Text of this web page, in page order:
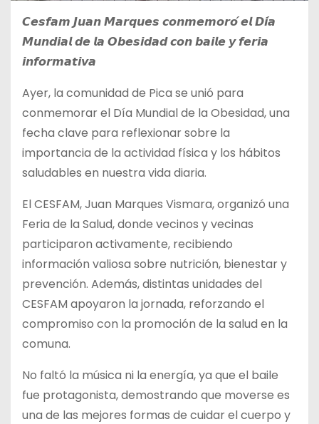
𝘾𝙚𝙨𝙛𝙖𝙢 𝙅𝙪𝙖𝙣 𝙈𝙖𝙧𝙦𝙪𝙚𝙨 𝙘𝙤𝙣𝙢𝙚𝙢𝙤𝙧𝙤́ 𝙚𝙡 𝘿𝙞́𝙖
𝙈𝙪𝙣𝙙𝙞𝙖𝙡 𝙙𝙚 𝙡𝙖 𝙊𝙗𝙚𝙨𝙞𝙙𝙖𝙙 𝙘𝙤𝙣 𝙗𝙖𝙞𝙡𝙚 𝙮 𝙛𝙚𝙧𝙞𝙖
𝙞𝙣𝙛𝙤𝙧𝙢𝙖𝙩𝙞𝙫𝙖
Ayer, la comunidad de Pica se unió para
conmemorar el Día Mundial de la Obesidad, una
fecha clave para reflexionar sobre la
importancia de la actividad física y los hábitos
saludables en nuestra vida diaria.
El CESFAM, Juan Marques Vismara, organizó una
Feria de la Salud, donde vecinos y vecinas
participaron activamente, recibiendo
información valiosa sobre nutrición, bienestar y
prevención. Además, distintas unidades del
CESFAM apoyaron la jornada, reforzando el
compromiso con la promoción de la salud en la
comuna.
No faltó la música ni la energía, ya que el baile
fue protagonista, demostrando que moverse es
una de las mejores formas de cuidar el cuerpo y